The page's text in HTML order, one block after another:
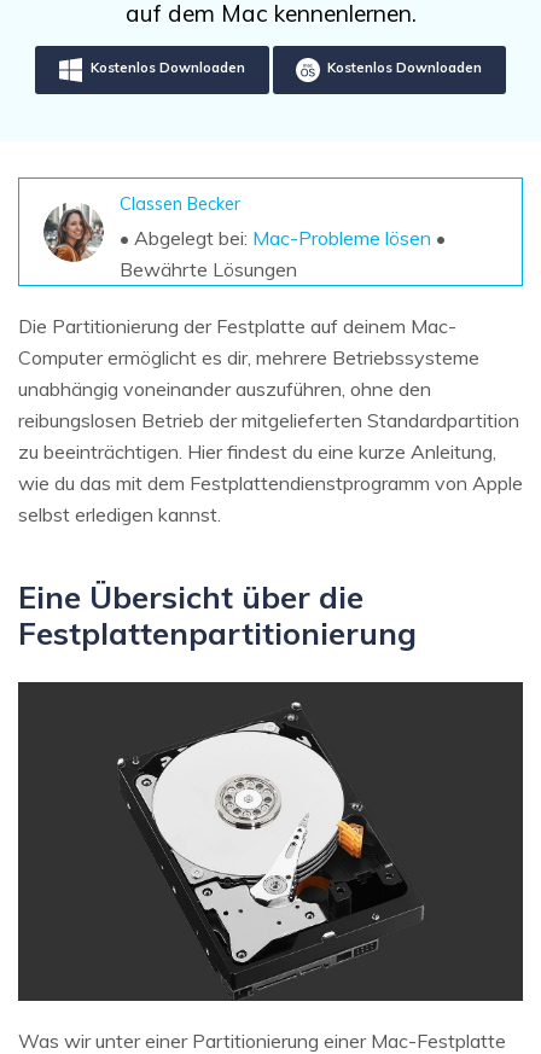
Unbegrenzte Daten vom Mac-System
Kostenlos Testen
Recoverit kostenlos
Verlorene/gel?schte Daten kostenlos
Weitere Produkte
Repairit - Datenreparatur
UBackit - Datensicherung
Datenverlust-Szenarien
Aktuelles Thema
Sign In
search
auf dem Mac kennenlernen.
Kostenlos Downloaden Kostenlos Downloaden
Classen Becker
• Abgelegt bei: Mac-Probleme lösen •
Bewährte Lösungen
Die Partitionierung der Festplatte auf deinem Mac-
Computer ermöglicht es dir, mehrere Betriebssysteme
unabhängig voneinander auszuführen, ohne den
reibungslosen Betrieb der mitgelieferten Standardpartition
zu beeinträchtigen. Hier findest du eine kurze Anleitung,
wie du das mit dem Festplattendienstprogramm von Apple
selbst erledigen kannst.
Eine Übersicht über die
Festplattenpartitionierung
Was wir unter einer Partitionierung einer Mac-Festplatte